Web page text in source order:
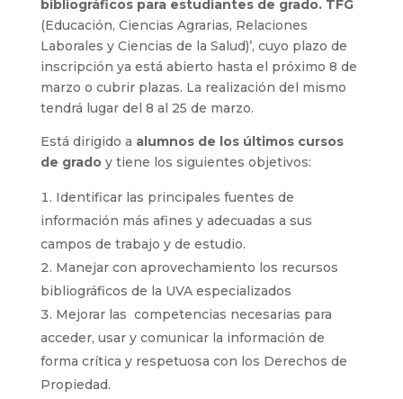
bibliográficos para estudiantes de grado. TFG
(Educación, Ciencias Agrarias, Relaciones
Laborales y Ciencias de la Salud)’, cuyo plazo de
inscripción ya está abierto hasta el próximo 8 de
marzo o cubrir plazas. La realización del mismo
tendrá lugar del 8 al 25 de marzo.
Está dirigido a alumnos de los últimos cursos
de gradoy tiene los siguientes objetivos:
Identificar las principales fuentes de
información más afines y adecuadas a sus
campos de trabajo y de estudio.
Manejar con aprovechamiento los recursos
bibliográficos de la UVA especializados
Mejorar las competencias necesarias para
acceder, usar y comunicar la información de
forma crítica y respetuosa con los Derechos de
Propiedad.